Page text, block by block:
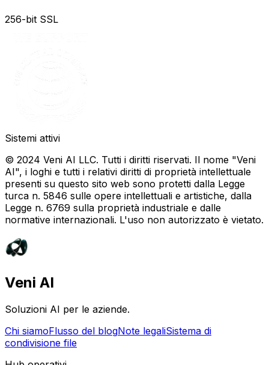
256-bit SSL
Sistemi attivi
© 2024 Veni AI LLC. Tutti i diritti riservati. Il nome "Veni
AI", i loghi e tutti i relativi diritti di proprietà intellettuale
presenti su questo sito web sono protetti dalla Legge
turca n. 5846 sulle opere intellettuali e artistiche, dalla
Legge n. 6769 sulla proprietà industriale e dalle
normative internazionali. L'uso non autorizzato è vietato.
Veni AI
Soluzioni AI per le aziende.
Chi siamoFlusso del blogNote legaliSistema di
condivisione file